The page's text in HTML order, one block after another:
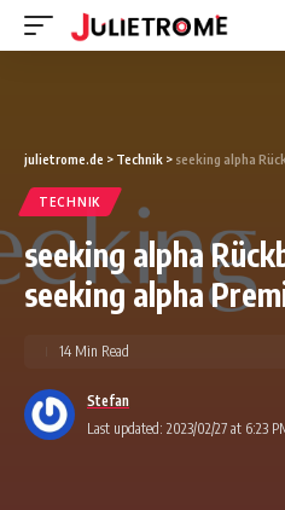
julietrome.de > Technik > seeking alpha
TECHNIK
seeking alpha
seeking alpha
Last updated: 2023/02/27 at 6:23
Stefan
14 Min Read